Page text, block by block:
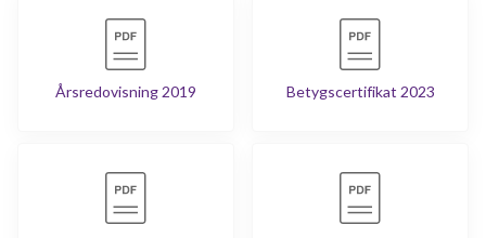
Årsredovisning 2019 Betygscertifikat 2023